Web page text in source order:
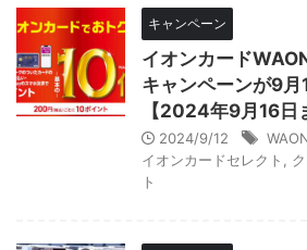
キャンペーン
イオンカード
キャンペーンが9月
【2024年9月16日
2024/9/12
イオンカードセレクト
ト